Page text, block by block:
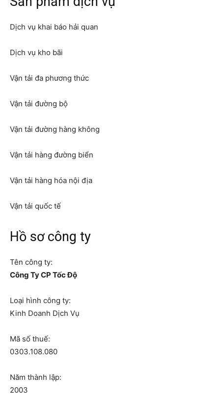
Dịch vụ khai báo hải quan
Dịch vụ kho bãi
Vận tải đa phương thức
Vận tải đường bộ
Vận tải đường hàng không
Vận tải hàng đường biển
Vận tải hàng hóa nội địa
Vận tải quốc tế
Hồ sơ công ty
Tên công ty:
Công Ty CP Tốc Độ
Loại hình công ty:
Kinh Doanh Dịch Vụ
Mã số thuế:
0303.108.080
Năm thành lập:
2003